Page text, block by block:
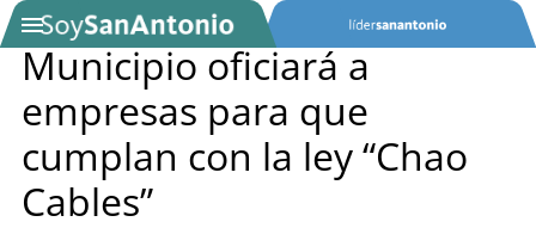
SOYTV
Podcast
Municipio oficiará a
empresas para que
cumplan con la ley “Chao
Cables”